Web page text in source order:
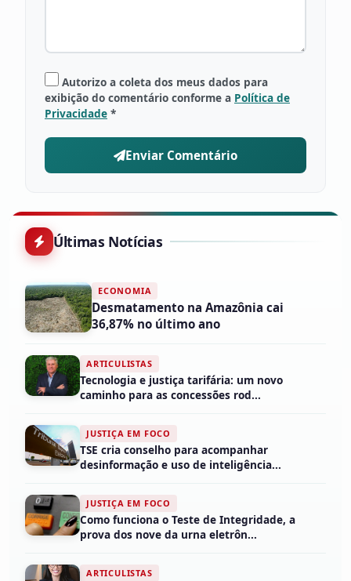
Autorizo a coleta dos meus dados para
exibição do comentário conforme a Política de
Privacidade *
Enviar Comentário
Últimas Notícias
ECONOMIA
Desmatamento na Amazônia cai
36,87% no último ano
ARTICULISTAS
Tecnologia e justiça tarifária: um novo
caminho para as concessões rod...
JUSTIÇA EM FOCO
TSE cria conselho para acompanhar
desinformação e uso de inteligência...
JUSTIÇA EM FOCO
Como funciona o Teste de Integridade, a
prova dos nove da urna eletrôn...
ARTICULISTAS